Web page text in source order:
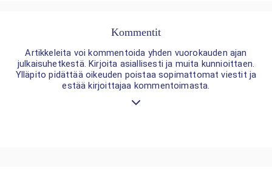
Kommentit
Artikkeleita voi kommentoida yhden vuorokauden ajan
julkaisuhetkestä. Kirjoita asiallisesti ja muita kunnioittaen.
Ylläpito pidättää oikeuden poistaa sopimattomat viestit ja
estää kirjoittajaa kommentoimasta.